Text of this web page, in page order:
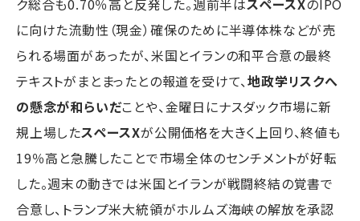
に向けた流動性（現金）確保のために半導体株などが売
られる場面があったが、米国とイランの和平合意の最終
テキストがまとまったとの報道を受けて、地政学リスクへ
の懸念が和らいだことや、金曜日にナスダック市場に新
規上場したスペースXが公開価格を大きく上回り、終値も
19％高と急騰したことで市場全体のセンチメントが好転
した。週末の動きでは米国とイランが戦闘終結の覚書で
合意し、トランプ米大統領がホルムズ海峡の解放を承認